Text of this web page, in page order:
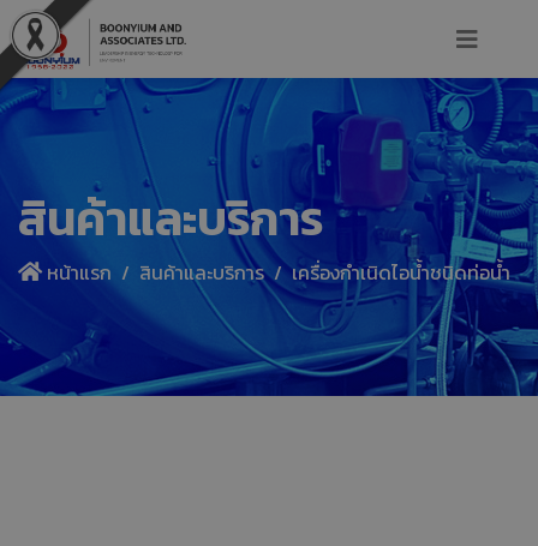
สินค้าและบริการ
หน้าแรก สินค้าและบริการ เครื่องกำเนิดไอน้ำชนิดท่อน้ำ